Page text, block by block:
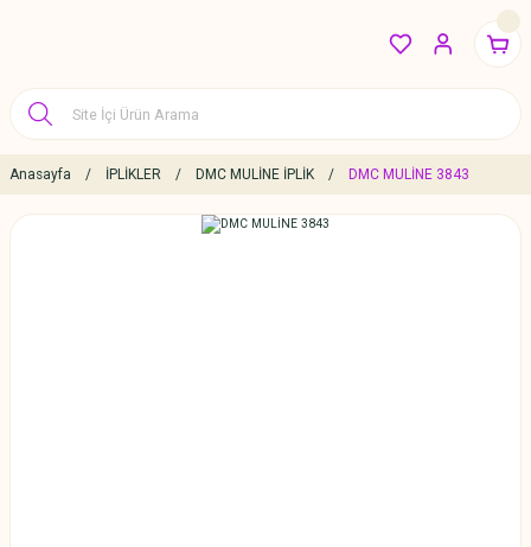
Anasayfa İPLİKLER DMC MULİNE İPLİK DMC MULİNE 3843